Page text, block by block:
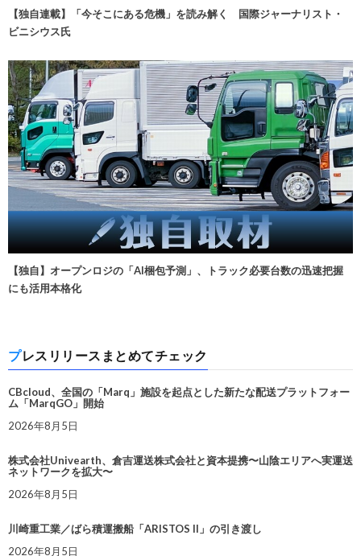
【独自連載】「今そこにある危機」を読み解く 国際ジャーナリスト・
ビニシウス氏
【独自】オープンロジの「AI梱包予測」、トラック必要台数の迅速把握
にも活用本格化
プレスリリースまとめてチェック
CBcloud、全国の「Marq」施設を起点とした新たな配送プラットフォー
ム「MarqGO」開始
2026年8月5日
株式会社Univearth、倉吉運送株式会社と資本提携〜山陰エリアへ実運送
ネットワークを拡大〜
2026年8月5日
川崎重工業／ばら積運搬船「ARISTOS II」の引き渡し
2026年8月5日